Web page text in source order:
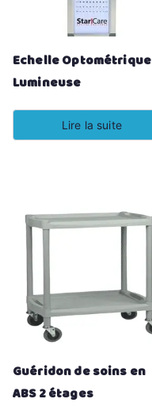
Echelle Optométrique
Lumineuse
Lire la suite
Guéridon de soins en
ABS 2 étages